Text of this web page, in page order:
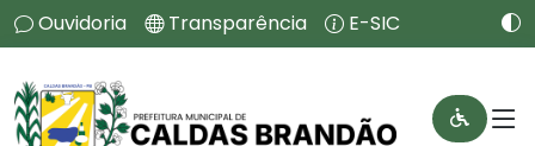
Ouvidoria Transparência E-SIC